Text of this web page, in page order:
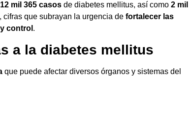
12 mil 365 casos de diabetes mellitus, así como 2 mil
cifras que subrayan la urgencia de fortalecer las
control .
a la diabetes mellitus
que puede afectar diversos órganos y sistemas del